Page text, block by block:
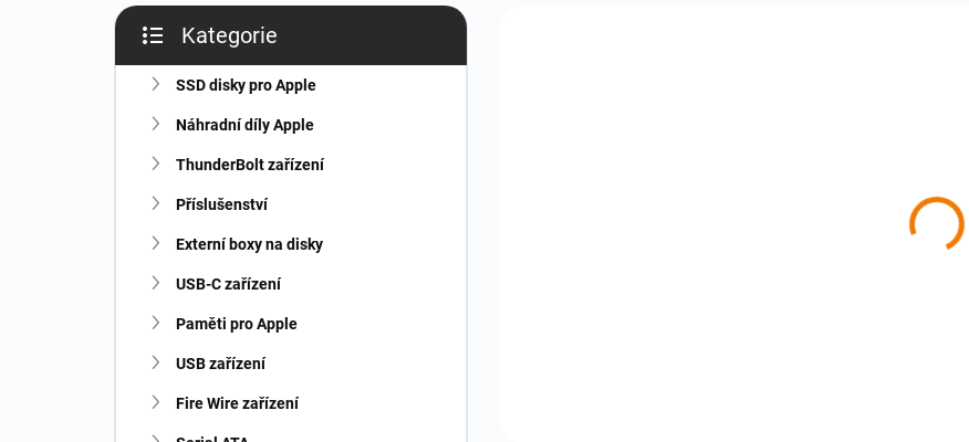
P
s
kategorie
Kategorie
SSD disky pro Apple
Náhradní díly Apple
ThunderBolt zařízení
Příslušenství
Externí boxy na disky
USB-C zařízení
Paměti pro Apple
USB zařízení
Fire Wire zařízení